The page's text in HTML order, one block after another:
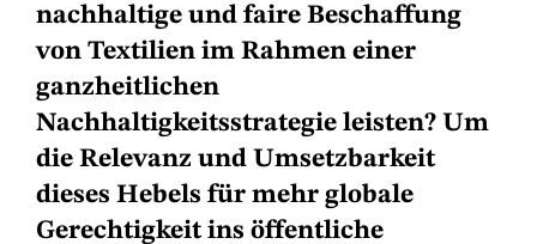
nachhaltige und faire Beschaffung
von Textilien im Rahmen einer
ganzheitlichen
Nachhaltigkeitsstrategie leisten? Um
die Relevanz und Umsetzbarkeit
dieses Hebels für mehr globale
Gerechtigkeit ins öffentliche